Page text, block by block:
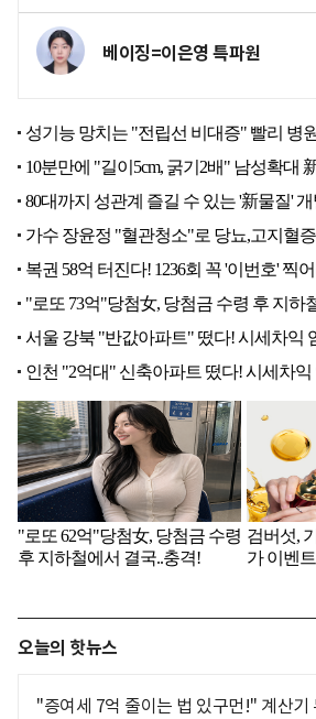
베이징=이은영 특파원
오늘의 핫뉴스
"증여세 7억 줄이는 법 있구먼!" 계산기